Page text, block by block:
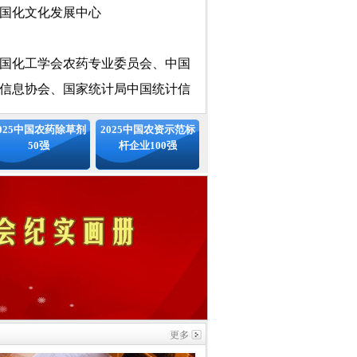
息协会、国家统计局中国统计信
准中国发展联盟、中国安全品牌
业委员会
（排名不分先后）
大学 教授 博导
职称专家评审委员会主任
国化工情报信息协会资深副会长
中国农药除草剂
50强
2025中国农资示范标
杆企业100强